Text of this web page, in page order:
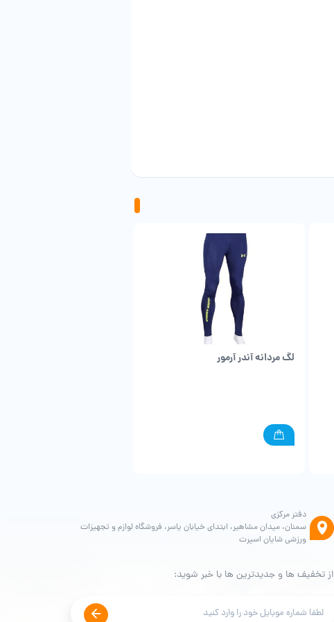
لگ مردانه آندر آرمور
دفتر مرکزی
سمنان، میدان مشاهیر، ابتدای خیابان یاسر، فروشگاه لوازم و تجهیزات
ورزشی شایان اسپرت
از تخفیف ها و جدیدترین ها با خبر شوید: